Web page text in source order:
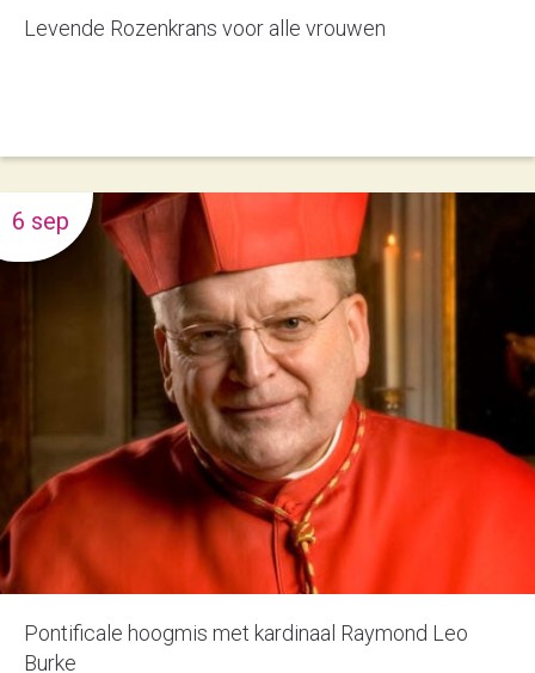
Levende Rozenkrans voor alle vrouwen
Pontificale hoogmis met kardinaal Raymond Leo
Burke
6 sep